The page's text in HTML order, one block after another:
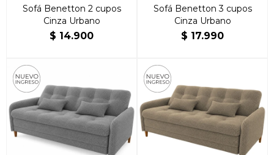
Sofá Benetton 2 cupos
Cinza Urbano
$ 14.900
Sofá Benetton 3 cupos
Cinza Urbano
$ 17.990